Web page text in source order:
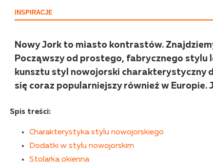
INSPIRACJE
Nowy Jork to miasto kontrastów.
Począwszy od prostego, fabrycznego stylu
kunsztu styl nowojorski charakterystyczny
się coraz popularniejszy również w
Spis treści:
Charakterystyka stylu nowojorskiego
Dodatki w stylu nowojorskim
Stolarka okienna